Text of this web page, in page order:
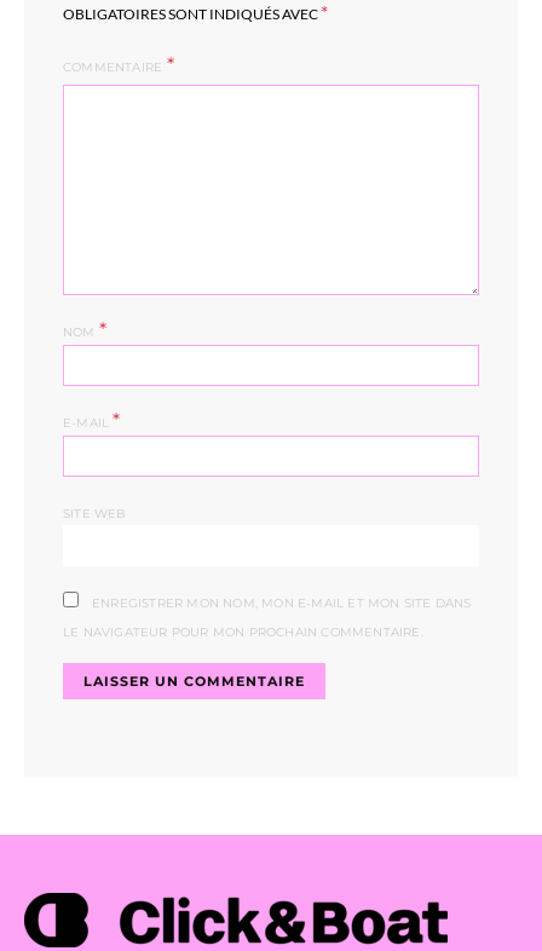
OBLIGATOIRES SONT INDIQUÉS AVEC *
COMMENTAIRE
NOM *
E-MAIL*
SITE WEB
ENREGISTRER MON NOM, MON E-MAIL ET MON SITE DANS
LE NAVIGATEUR POUR MON PROCHAIN COMMENTAIRE.